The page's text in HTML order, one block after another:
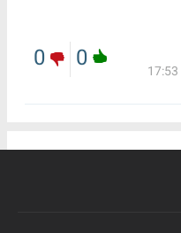
0
0